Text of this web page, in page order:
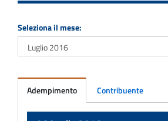
Seleziona il mese:
Adempimento Contribuente